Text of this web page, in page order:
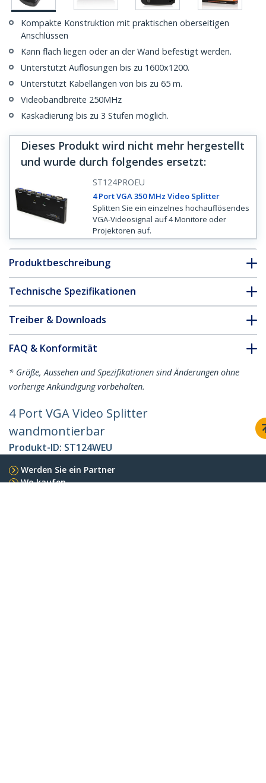
Kompakte Konstruktion mit praktischen oberseitigen
Anschlüssen
Kann flach liegen oder an der Wand befestigt werden.
Unterstützt Auflösungen bis zu 1600x1200.
Unterstützt Kabellängen von bis zu 65 m.
Videobandbreite 250MHz
Kaskadierung bis zu 3 Stufen möglich.
Dieses Produkt wird nicht mehr hergestellt
und wurde durch folgendes ersetzt:
ST124PROEU
4 Port VGA 350 MHz Video Splitter
Splitten Sie ein einzelnes hochauflösendes
VGA-Videosignal auf 4 Monitore oder
Projektoren auf.
Produktbeschreibung
Technische Spezifikationen
Treiber & Downloads
FAQ & Konformität
* Größe, Aussehen und Spezifikationen sind Änderungen ohne
vorherige Ankündigung vorbehalten.
4 Port VGA Video Splitter
wandmontierbar
Produkt-ID: ST124WEU
Werden Sie ein Partner
Wo kaufen